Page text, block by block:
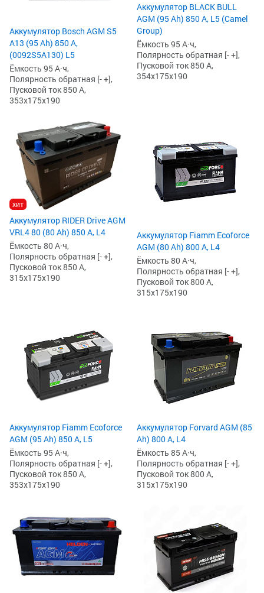
Аккумулятор Bosch AGM S5
А13 (95 Ah) 850 А,
(0092S5A130) L5
Ёмкость 95 А·ч,
Полярность обратная [- +],
Пусковой ток 850 А,
353x175x190
Аккумулятор BLACK BULL
AGM (95 Ah) 850 А, L5 (Camel
Group)
Ёмкость 95 А·ч,
Полярность обратная [- +],
Пусковой ток 850 А,
354x175x190
хит
Аккумулятор RIDER Drive AGM
VRL4 80 (80 Ah) 850 А, L4
Ёмкость 80 А·ч,
Полярность обратная [- +],
Пусковой ток 850 А,
315x175x190
Аккумулятор Fiamm Ecoforce
AGM (80 Ah) 800 А, L4
Ёмкость 80 А·ч,
Полярность обратная [- +],
Пусковой ток 800 А,
315x175x190
Аккумулятор Fiamm Ecoforce
AGM (95 Ah) 850 A, L5
Ёмкость 95 А·ч,
Полярность обратная [- +],
Пусковой ток 850 А,
353x175x190
Аккумулятор Forvard AGM (85
Ah) 800 А, L4
Ёмкость 85 А·ч,
Полярность обратная [- +],
Пусковой ток 800 А,
315x175x190